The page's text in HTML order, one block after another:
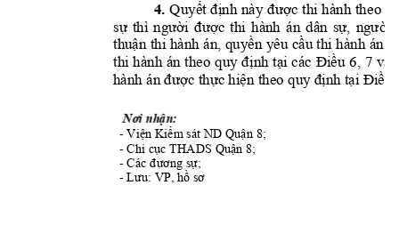
4. Quyết định này được thi hành theo
sự thì người được thi hành án dân sự, người
thuận thi hành án, quyền yêu cầu thi hành án, t
thi hành án theo quy định tại các Điều 6, 7 và
hành án được thực hiện theo quy định tại Điều
Nơi nhận:
- Viện Kiểm sát ND Quận 8;
- Chi cục THADS Quận 8;
- Các đương sự;
- Lưu: VP, hồ sơ